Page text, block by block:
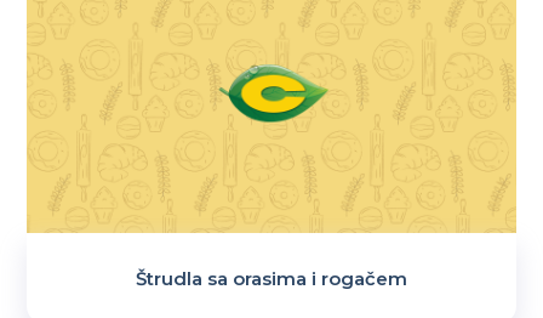
Štrudla sa orasima i rogačem